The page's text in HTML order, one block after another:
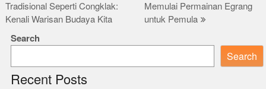
navigation
Tradisional Seperti Congklak:
Kenali Warisan Budaya Kita
Memulai Permainan Egrang
untuk Pemula
Search
Search
Recent Posts